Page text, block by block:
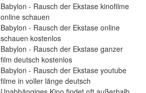
Babylon - Rausch der Ekstase kinofilme
online schauen
Babylon - Rausch der Ekstase online
schauen kostenlos
Babylon - Rausch der Ekstase ganzer
film deutsch kostenlos
Babylon - Rausch der Ekstase youtube
filme in voller länge deutsch